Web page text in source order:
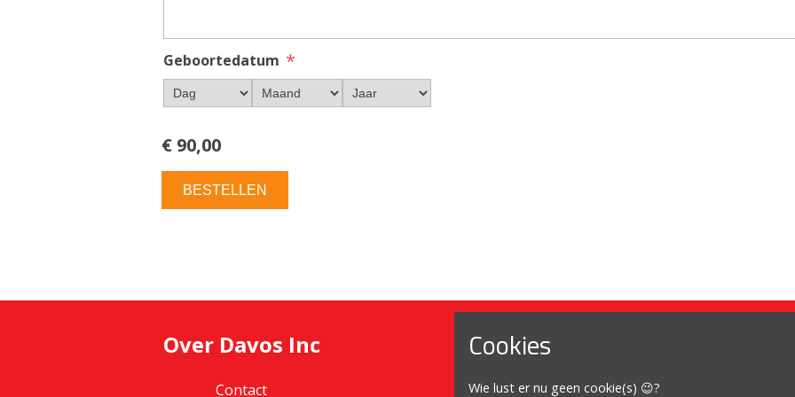
Cookies
Wie lust er nu geen cookie(s) 😉?
Geboortedatum *
€ 90,00
BESTELLEN
Over Davos Inc
Contact
Mijn account
Mijn account